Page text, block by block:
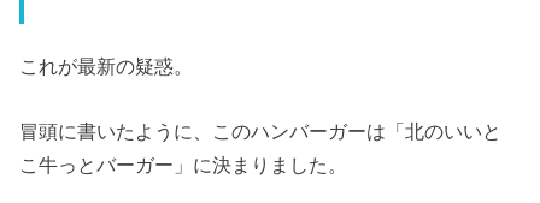
これが最新の疑惑。
冒頭に書いたように、このハンバーガーは「北のいいと
こ牛っとバーガー」に決まりました。